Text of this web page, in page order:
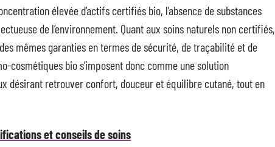
élevée d’actifs certifiés bio, l’absence de substances
de l’environnement. Quant aux soins naturels non certifiés,
mêmes garanties en termes de sécurité, de traçabilité et de
cosmétiques bio s’imposent donc comme une solution
désirant retrouver confort, douceur et équilibre cutané, tout en
et conseils de soins